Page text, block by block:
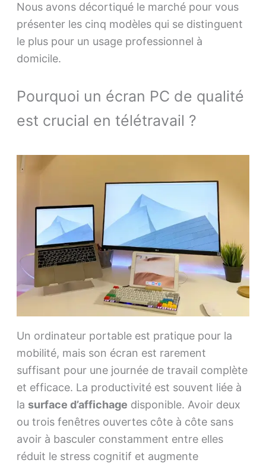
Nous avons décortiqué le marché pour vous
présenter les cinq modèles qui se distinguent
le plus pour un usage professionnel à
domicile.
Pourquoi un écran PC de qualité
est crucial en télétravail ?
Un ordinateur portable est pratique pour la
mobilité, mais son écran est rarement
suffisant pour une journée de travail complète
et efficace. La productivité est souvent liée à
la surface d’affichage disponible. Avoir deux
ou trois fenêtres ouvertes côte à côte sans
avoir à basculer constamment entre elles
réduit le stress cognitif et augmente